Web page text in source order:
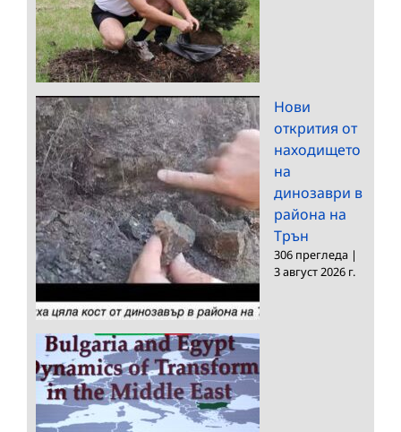
Нови
открития от
находището
на
динозаври в
района на
Трън
306 прегледа |
3 август 2026 г.